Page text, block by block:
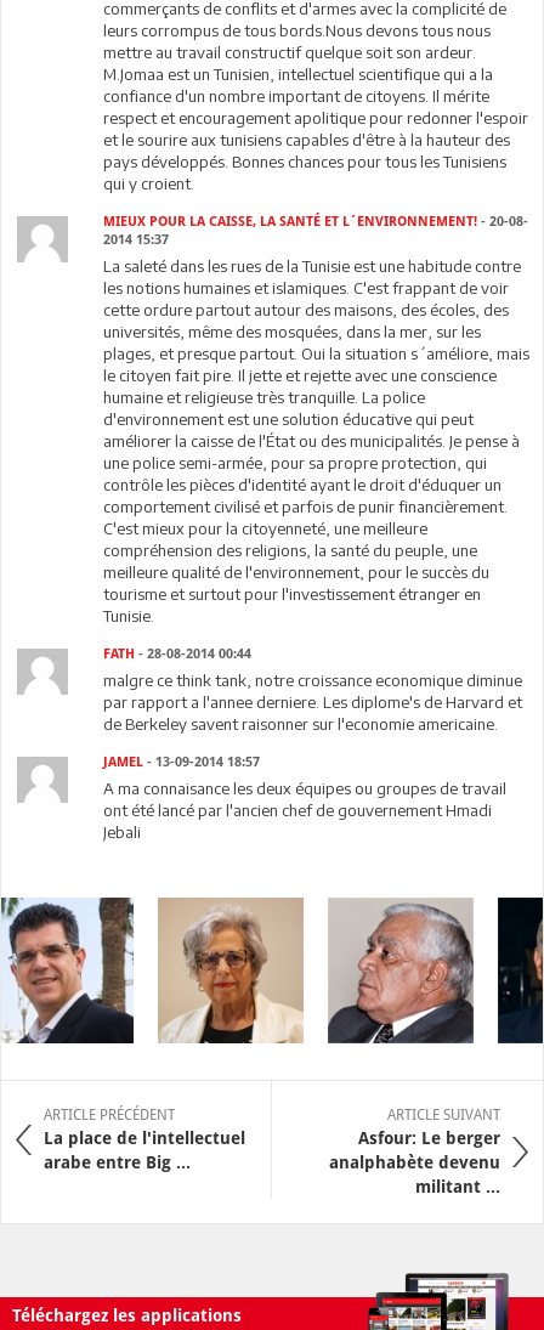
commerçants de conflits et d'armes avec la complicité de
leurs corrompus de tous bords.Nous devons tous nous
mettre au travail constructif quelque soit son ardeur.
M.Jomaa est un Tunisien, intellectuel scientifique qui a la
confiance d'un nombre important de citoyens. Il mérite
respect et encouragement apolitique pour redonner l'espoir
et le sourire aux tunisiens capables d'être à la hauteur des
pays développés. Bonnes chances pour tous les Tunisiens
qui y croient.
MIEUX POUR LA CAISSE, LA SANTÉ ET L´ENVIRONNEMENT!- 20-08-
2014 15:37
La saleté dans les rues de la Tunisie est une habitude contre
les notions humaines et islamiques. C'est frappant de voir
cette ordure partout autour des maisons, des écoles, des
universités, même des mosquées, dans la mer, sur les
plages, et presque partout. Oui la situation s´améliore, mais
le citoyen fait pire. Il jette et rejette avec une conscience
humaine et religieuse très tranquille. La police
d'environnement est une solution éducative qui peut
améliorer la caisse de l'État ou des municipalités. Je pense à
une police semi-armée, pour sa propre protection, qui
contrôle les pièces d'identité ayant le droit d'éduquer un
comportement civilisé et parfois de punir financièrement.
C'est mieux pour la citoyenneté, une meilleure
compréhension des religions, la santé du peuple, une
meilleure qualité de l'environnement, pour le succès du
tourisme et surtout pour l'investissement étranger en
Tunisie.
FATH - 28-08-2014 00:44
malgre ce think tank, notre croissance economique diminue
par rapport a l'annee derniere. Les diplome's de Harvard et
de Berkeley savent raisonner sur l'economie americaine.
JAMEL - 13-09-2014 18:57
A ma connaisance les deux équipes ou groupes de travail
ont été lancé par l'ancien chef de gouvernement Hmadi
Jebali
ARTICLE PRÉCÉDENT
La place de l'intellectuel
arabe entre Big ...
ARTICLE SUIVANT
Asfour: Le berger
analphabète devenu
militant ...
Téléchargez les applications